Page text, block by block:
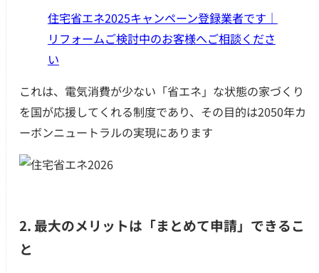
住宅省エネ2025キャンペーン登録業者です｜
リフォームご検討中のお客様へご相談くださ
い
これは、電気消費が少ない「省エネ」な状態の家づくり
を国が応援してくれる制度であり、その目的は2050年カ
ーボンニュートラルの実現にあります
2. 最大のメリットは「まとめて申請」できるこ
と